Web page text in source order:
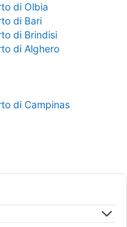
di Olbia
di Bari
di Brindisi
di Alghero
di Campinas